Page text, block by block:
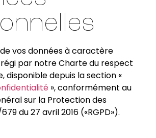
vos données à caractère
par notre Charte du respect
disponible depuis la section «
», conformément au
sur la Protection des
du 27 avril 2016 («RGPD»).